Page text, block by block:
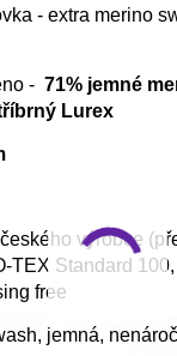
- extra merino
-71% jemné
Lurex
výrobce
TEX Standard
free
jemná,